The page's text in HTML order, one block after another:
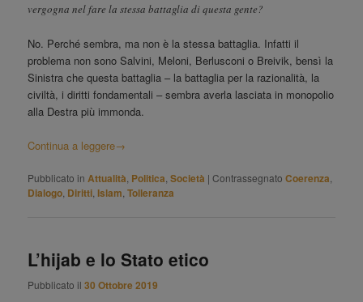
vergogna nel fare la stessa battaglia di questa gente?
No. Perché sembra, ma non è la stessa battaglia. Infatti il
problema non sono Salvini, Meloni, Berlusconi o Breivik, bensì la
Sinistra che questa battaglia – la battaglia per la razionalità, la
civiltà, i diritti fondamentali – sembra averla lasciata in monopolio
alla Destra più immonda.
Continua a leggere→
Pubblicato in Attualità Politica ,Società |Contrassegnato Coerenza
Dialogo Diritti ,Islam ,Tolleranza
L’hijab e lo Stato etico
Pubblicato il30 Ottobre 2019